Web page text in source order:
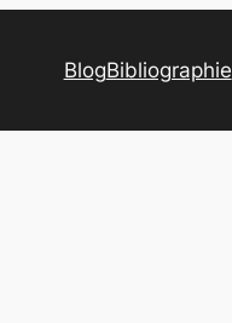
BlogBibliographie